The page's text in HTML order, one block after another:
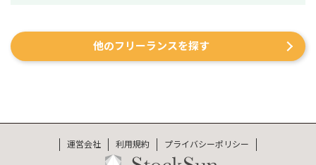
ムコーポレーション（ユーペイント）
様 ご依頼内容：Web集客を依頼したい
→サイト制作、SEO対策、リスティン
壁」で1位 ・「外壁塗装」で3位 ・「埼
玉 リフォーム」「千葉県 外壁塗装」
他のフリーランスを探す
運営会社 利用規約 プライバシーポリシー